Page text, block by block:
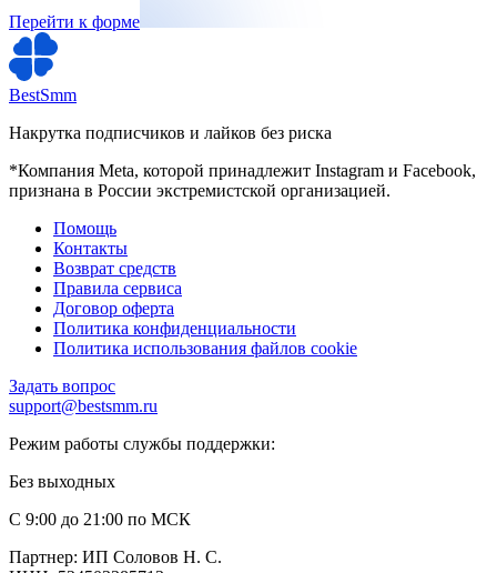
Перейти к форме
BestSmm
Накрутка подписчиков и лайков без риска
*Компания Meta, которой принадлежит Instagram и Facebook,
признана в России экстремистской организацией.
Помощь
Контакты
Возврат средств
Правила сервиса
Договор оферта
Политика конфиденциальности
Политика использования файлов cookie
Задать вопрос
support@bestsmm.ru
Режим работы службы поддержки:
Без выходных
С 9:00 до 21:00 по МСК
Партнер: ИП Соловов Н. С.